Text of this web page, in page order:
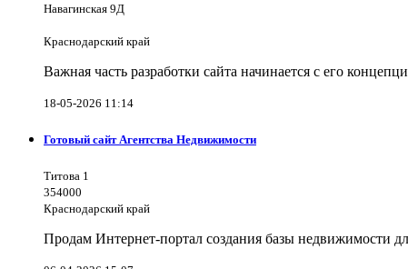
Навагинская 9Д
Краснодарский край
Важная часть разработки сайта начинается с его
18-05-2026 11:14
Готовый сайт Агентства Недвижимости
Титова 1
354000
Краснодарский край
Продам Интернет-портал создания базы недвижимости